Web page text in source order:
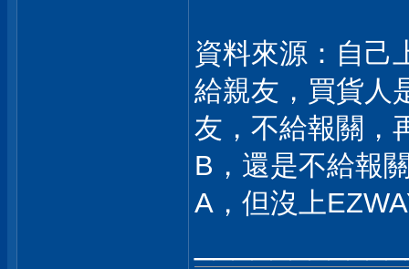
資料來源：自己
給親友，買貨人
友，不給報關，
B，還是不給報
A，但沒上